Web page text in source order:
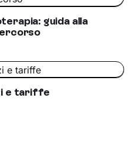
guida alla
e tariffe